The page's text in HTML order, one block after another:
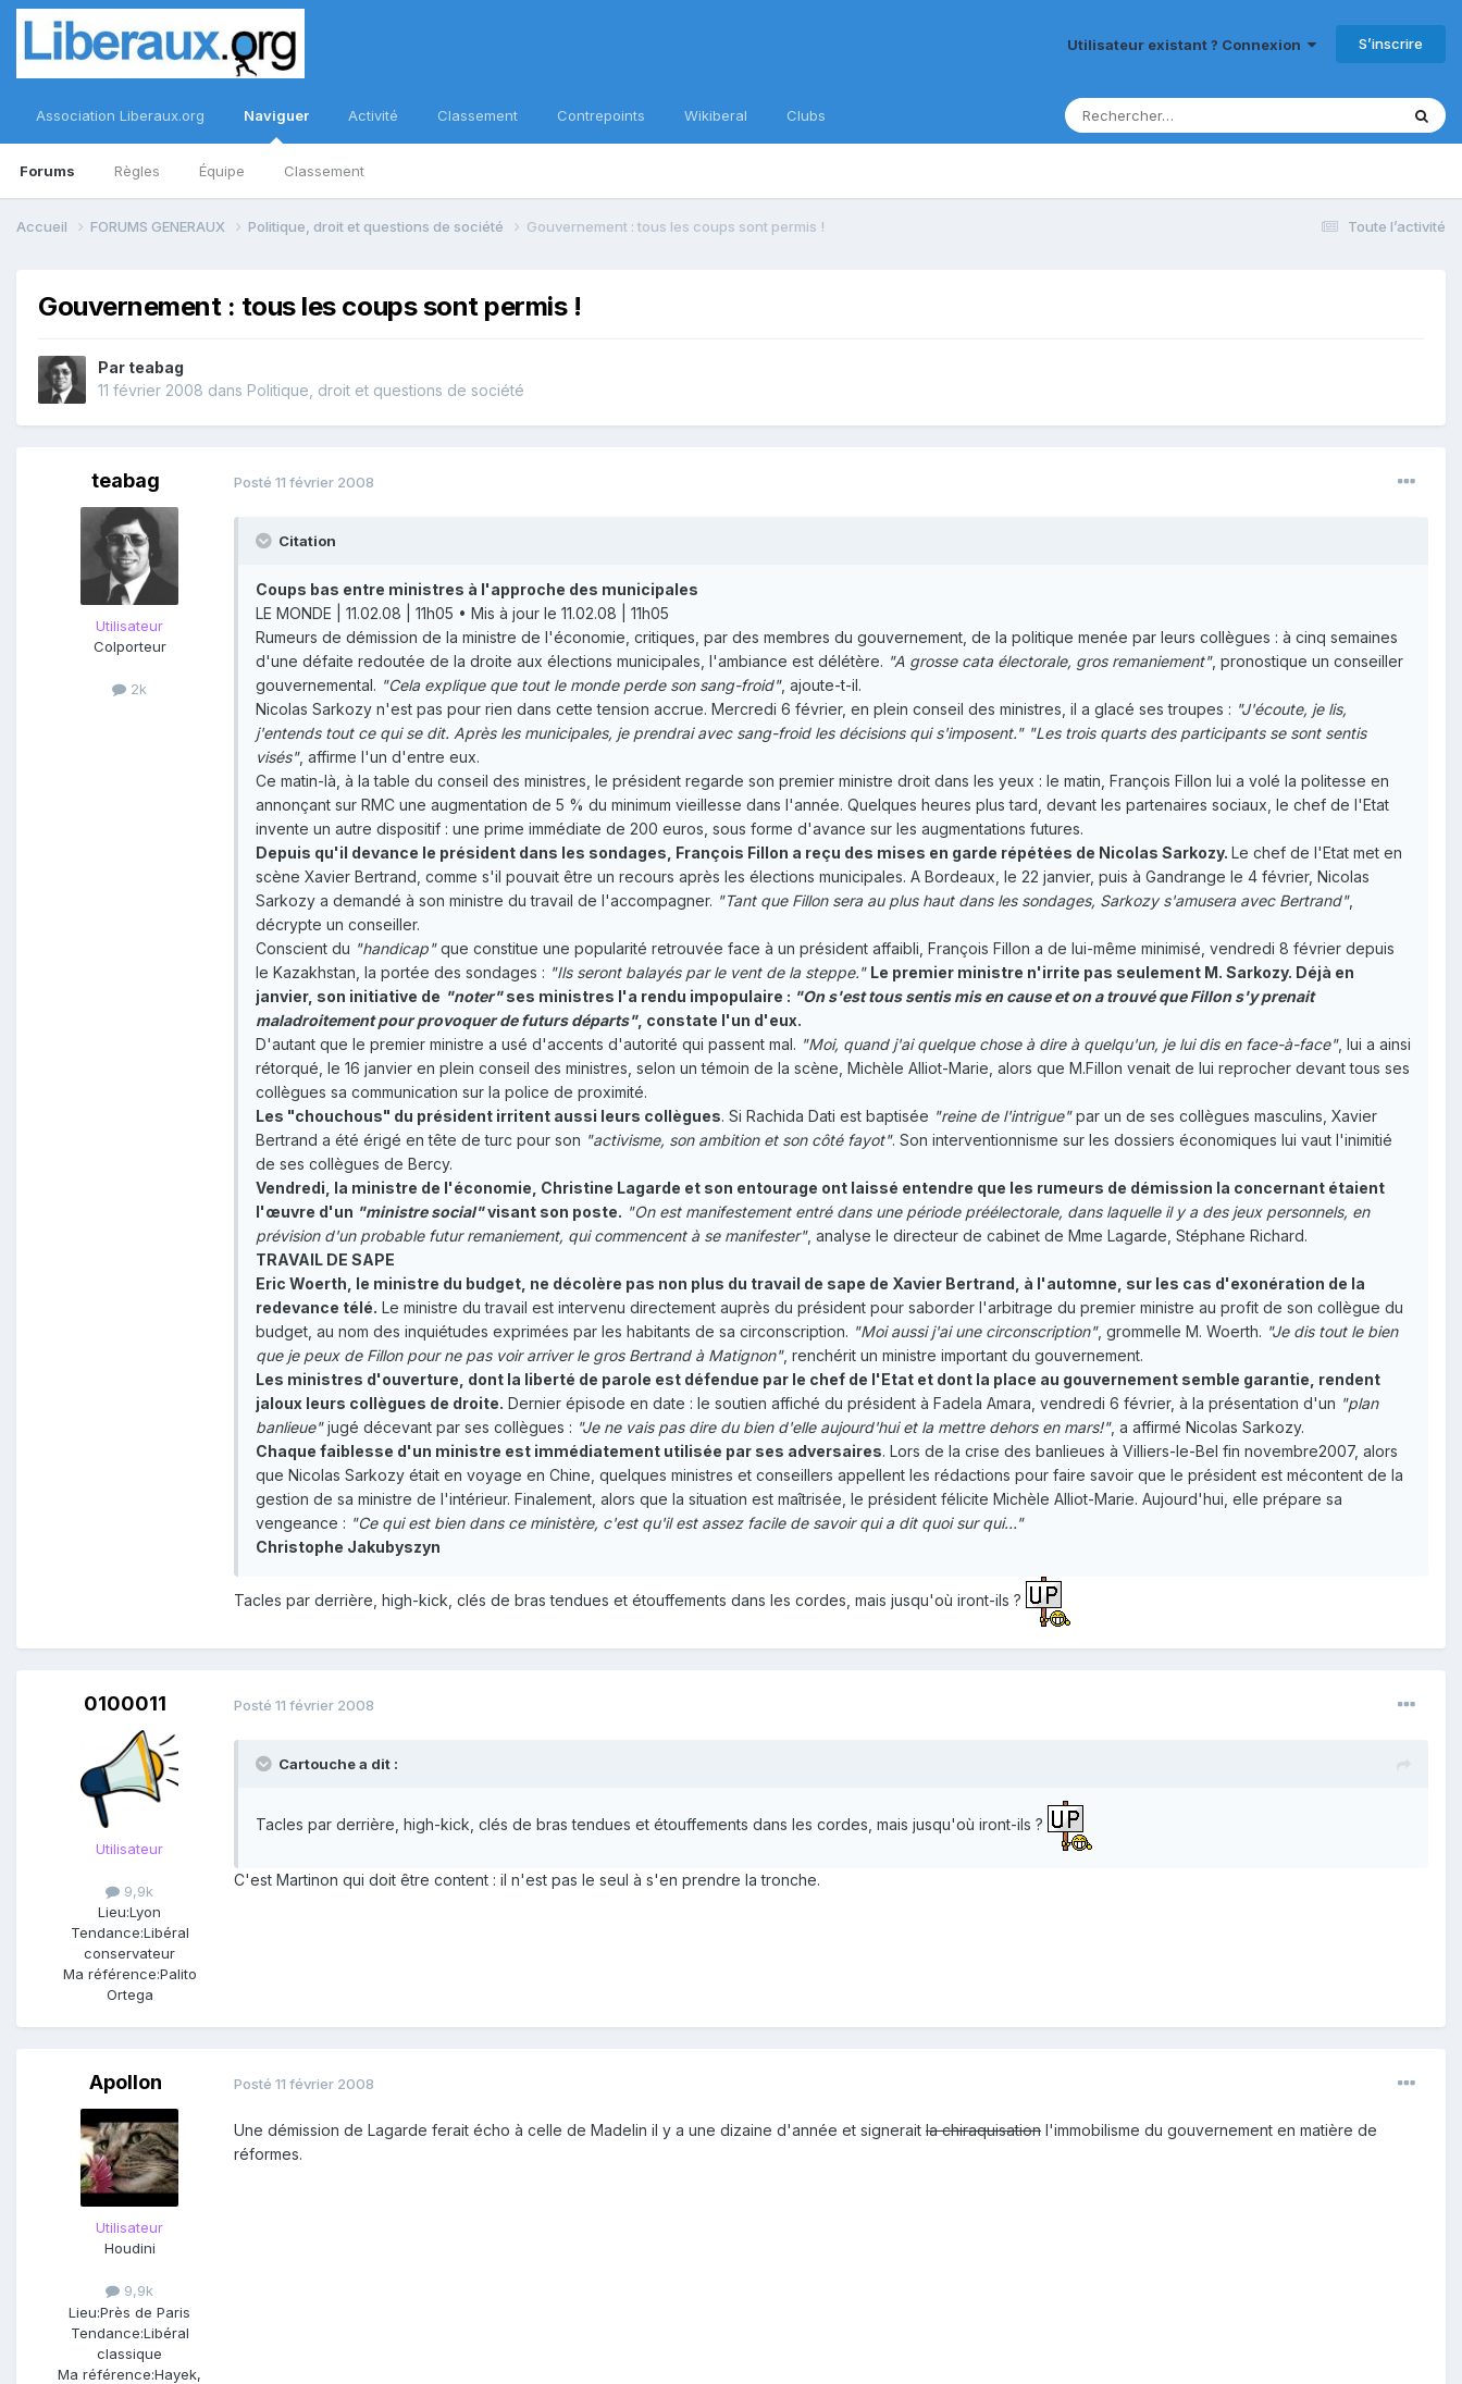
Utilisateur existant ? Connexion S’inscrire
Association Liberaux.org Naviguer
Forums Règles Équipe Classement
Activité Classement Contrepoints Wikiberal Clubs
Toute l’activité
Accueil FORUMS GENERAUX Politique, droit et questions de société Gouvernement : tous les coups sont permis !
Gouvernement : tous les coups sont permis !
Par teabag
11 février 2008 dans Politique, droit et questions de société
teabag
Utilisateur
Colporteur
2k
Posté 11 février 2008
Citation
Coups bas entre ministres à l'approche des municipales
LE MONDE | 11.02.08 | 11h05 • Mis à jour le 11.02.08 | 11h05
Rumeurs de démission de la ministre de l'économie, critiques, par des membres du gouvernement, de la politique menée par leurs collègues : à cinq semaines
d'une défaite redoutée de la droite aux élections municipales, l'ambiance est délétère. "A grosse cata électorale, gros remaniement", pronostique un conseiller
gouvernemental. "Cela explique que tout le monde perde son sang-froid", ajoute-t-il.
Nicolas Sarkozy n'est pas pour rien dans cette tension accrue. Mercredi 6 février, en plein conseil des ministres, il a glacé ses troupes : "J'écoute, je lis,
j'entends tout ce qui se dit. Après les municipales, je prendrai avec sang-froid les décisions qui s'imposent." "Les trois quarts des participants se sont sentis
visés", affirme l'un d'entre eux.
Ce matin-là, à la table du conseil des ministres, le président regarde son premier ministre droit dans les yeux : le matin, François Fillon lui a volé la politesse en
annonçant sur RMC une augmentation de 5 % du minimum vieillesse dans l'année. Quelques heures plus tard, devant les partenaires sociaux, le chef de l'Etat
invente un autre dispositif : une prime immédiate de 200 euros, sous forme d'avance sur les augmentations futures.
Depuis qu'il devance le président dans les sondages, François Fillon a reçu des mises en garde répétées de Nicolas Sarkozy. Le chef de l'Etat met en
scène Xavier Bertrand, comme s'il pouvait être un recours après les élections municipales. A Bordeaux, le 22 janvier, puis à Gandrange le 4 février, Nicolas
Sarkozy a demandé à son ministre du travail de l'accompagner. "Tant que Fillon sera au plus haut dans les sondages, Sarkozy s'amusera avec Bertrand",
décrypte un conseiller.
Conscient du "handicap"que constitue une popularité retrouvée face à un président affaibli, François Fillon a de lui-même minimisé, vendredi 8 février depuis
le Kazakhstan, la portée des sondages : "Ils seront balayés par le vent de la steppe." Le premier ministre n'irrite pas seulement M. Sarkozy. Déjà en
janvier, son initiative de "noter"ses ministres l'a rendu impopulaire : "On s'est tous sentis mis en cause et on a trouvé que Fillon s'y prenait
maladroitement pour provoquer defuturs départs", constate l'un d'eux.
D'autant que le premier ministre a usé d'accents d'autorité qui passent mal. "Moi, quand j'ai quelque chose à dire à quelqu'un, je lui dis en face-à-face", lui a ainsi
rétorqué, le 16 janvier en plein conseil des ministres, selon un témoin de la scène, Michèle Alliot-Marie, alors que M.Fillon venait de lui reprocher devant tous ses
collègues sa communication sur la police de proximité.
Les "chouchous" du président irritent aussi leurs collègues. Si Rachida Dati est baptisée "reine de l'intrigue"par un de ses collègues masculins, Xavier
Bertrand a été érigé en tête de turc pour son "activisme, son ambition et son côté fayot". Son interventionnisme sur les dossiers économiques lui vaut l'inimitié
de ses collègues de Bercy.
Vendredi, la ministre de l'économie, Christine Lagarde et son entourage ont laissé entendre que les rumeurs de démission la concernant étaient
l'œuvre d'un "ministre social"visant son poste. "On est manifestement entré dans une période préélectorale, dans laquelle il y a des jeux personnels, en
prévision d'un probable futur remaniement, qui commencent à se manifester", analyse le directeur de cabinet de Mme Lagarde, Stéphane Richard.
TRAVAIL DE SAPE
Eric Woerth, le ministre du budget, ne décolère pas non plus du travail de sape de Xavier Bertrand, à l'automne, sur les cas d'exonération de la
redevance télé. Le ministre du travail est intervenu directement auprès du président pour saborder l'arbitrage du premier ministre au profit de son collègue du
budget, au nom des inquiétudes exprimées par les habitants de sa circonscription. "Moi aussi j'ai une circonscription", grommelle M. Woerth. "Je dis tout le bien
que je peux de Fillon pour ne pas voir arriver le gros Bertrand à Matignon", renchérit un ministre important du gouvernement.
Les ministres d'ouverture, dont la liberté de parole est défendue par le chef de l'Etat et dont la place au gouvernement semble garantie, rendent
jaloux leurs collègues de droite. Dernier épisode en date : le soutien affiché du président à Fadela Amara, vendredi 6 février, à la présentation d'un "plan
banlieue"jugé décevant par ses collègues : "Je ne vais pas dire du bien d'elle aujourd'hui et la mettre dehors en mars!", a affirmé Nicolas Sarkozy.
Chaque faiblesse d'un ministre est immédiatement utilisée par ses adversaires. Lors de la crise des banlieues à Villiers-le-Bel fin novembre2007, alors
que Nicolas Sarkozy était en voyage en Chine, quelques ministres et conseillers appellent les rédactions pour faire savoir que le président est mécontent de la
gestion de sa ministre de l'intérieur. Finalement, alors que la situation est maîtrisée, le président félicite Michèle Alliot-Marie. Aujourd'hui, elle prépare sa
vengeance : "Ce qui est bien dans ce ministère, c'est qu'il est assez facile de savoir qui a dit quoi sur qui…"
Christophe Jakubyszyn
Tacles par derrière, high-kick, clés de bras tendues et étouffements dans les cordes, mais jusqu'où iront-ils ?
0100011
Utilisateur
9,9k
Lieu:Lyon
Tendance:Libéral
conservateur
Ma référence:Palito
Ortega
Posté 11 février 2008
Cartouche a dit :
Tacles par derrière, high-kick, clés de bras tendues et étouffements dans les cordes, mais jusqu'où iront-ils ?
C'est Martinon qui doit être content : il n'est pas le seul à s'en prendre la tronche.
Apollon
Utilisateur
Houdini
9,9k
Lieu:Près de Paris
Tendance:Libéral
classique
Ma référence:Hayek,
Posté 11 février 2008
Une démission de Lagarde ferait écho à celle de Madelin il y a une dizaine d'année et signerait la chiraquisation l'immobilisme du gouvernement en matière de
réformes.